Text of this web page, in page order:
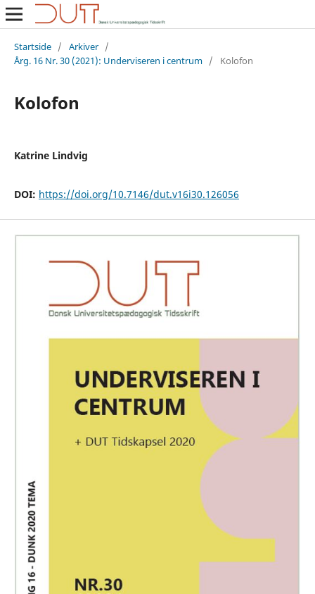
Startside / Arkiver /
Årg. 16 Nr. 30 (2021): Underviseren i centrum / Kolofon
Kolofon
Katrine Lindvig
DOI: https://doi.org/10.7146/dut.v16i30.126056